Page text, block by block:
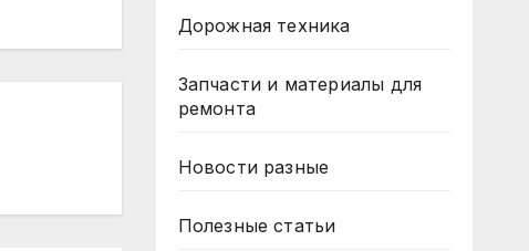
Дорожная техника
Запчасти и материалы для
ремонта
Новости разные
Полезные статьи